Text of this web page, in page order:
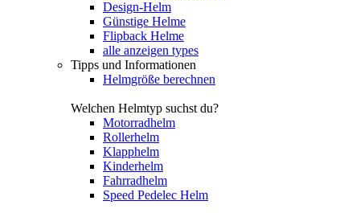
Design-Helm
Günstige Helme
Flipback Helme
alle anzeigen types
Tipps und Informationen
Helmgröße berechnen
Welchen Helmtyp suchst du?
Motorradhelm
Rollerhelm
Klapphelm
Kinderhelm
Fahrradhelm
Speed Pedelec Helm